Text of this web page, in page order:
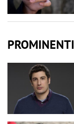
PROMINENTI